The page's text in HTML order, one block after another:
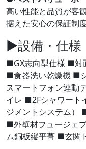
高い性能と品質が客
据えた安心の保証制
▶設備・仕様
■GX志向型仕様 ■対
■食器洗い乾燥機 ■
スマートフォン連動
イレ ■2Fシャワート
ジメントシステム）
■外壁材フュージェ
ム銅板縦平葺 ■玄関